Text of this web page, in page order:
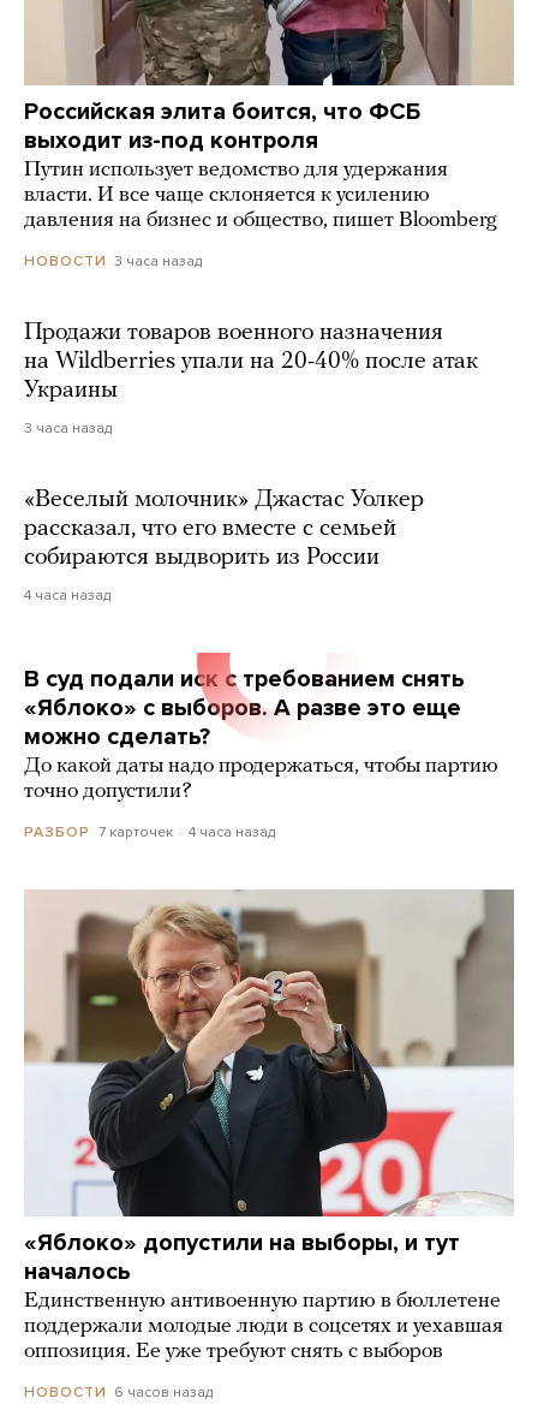
Российская элита боится, что ФСБ
выходит из-под контроля
Путин использует ведомство для удержания
власти. И все чаще склоняется к усилению
давления на бизнес и общество, пишет Bloomberg
НОВОСТИ 3 часа назад
Продажи товаров военного назначения
на Wildberries упали на 20-40% после атак
Украины
3 часа назад
«Веселый молочник» Джастас Уолкер
рассказал, что его вместе с семьей
собираются выдворить из России
4 часа назад
В суд подали иск с требованием снять
«Яблоко» с выборов. А разве это еще
можно сделать?
До какой даты надо продержаться, чтобы партию
точно допустили?
РАЗБОР 7 карточек 4 часа назад
«Яблоко» допустили на выборы, и тут
началось
Единственную антивоенную партию в бюллетене
поддержали молодые люди в соцсетях и уехавшая
оппозиция. Ее уже требуют снять с выборов
НОВОСТИ 6 часов назад